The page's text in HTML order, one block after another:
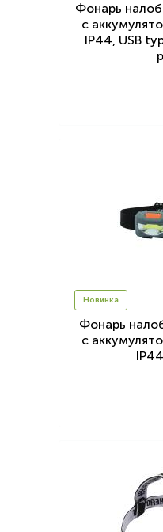
Фонарь
c
IP44, USB
Новинка
Фонарь
с